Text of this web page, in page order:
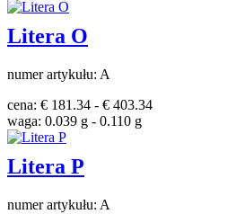
Litera O
numer artykułu: A
cena: € 181.34 - € 403.34
waga: 0.039 g - 0.110 g
Litera P
numer artykułu: A